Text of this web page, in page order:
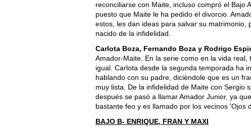
reconciliarse con Maite, incluso compró el Bajo
puesto que Maite le ha pedido el divorcio.
estos, les dan ideas para salvar su matrimonio,
nacido de la infidelidad.
Carlota Boza, Fernando Boza y Rodrigo
Amador-Maite. En la serie como en la vida
igual. Carlota desde la segunda temporada ha
hablando con su padre, diciéndole que es un
muy lista. De la infidelidad de Maite con Sergio
después se pasó a llamar Amador Junior, ya
bastante feo y es llamado por los vecinos 'Ojos
BAJO B- ENRIQUE, FRAN Y MAXI